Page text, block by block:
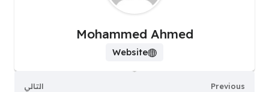
Mohammed Ahmed
Website
Previous التالي